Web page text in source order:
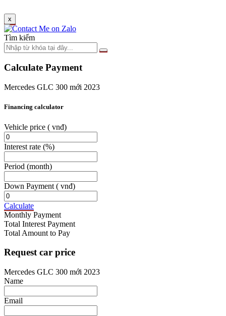
x
Tìm kiếm
Calculate Payment
Mercedes GLC 300 mới 2023
Financing calculator
Vehicle price ( vnđ)
Interest rate (%)
Period (month)
Down Payment ( vnđ)
Calculate
Monthly Payment
Total Interest Payment
Total Amount to Pay
Request car price
Mercedes GLC 300 mới 2023
Name
Email